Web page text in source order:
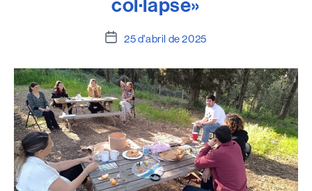
Data
l'entrada
25 d'abril de 2025